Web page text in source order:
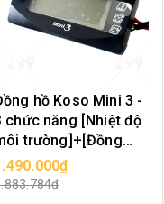
hồ Koso Mini 3 -
chức năng [Nhiệt độ
trường]+[Đồng
CHỌN SẢN PHẨM